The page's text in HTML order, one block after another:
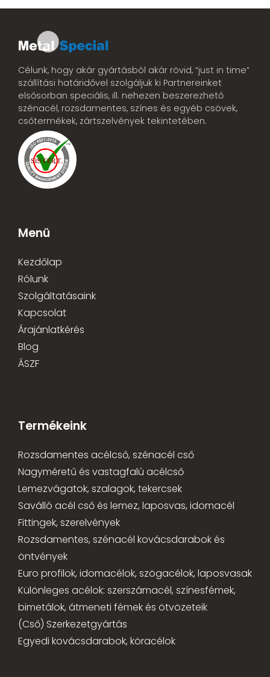
Célunk, hogy akár gyártásból akár rövid, “just in time”
szállítási határidővel szolgáljuk ki Partnereinket
elsősorban speciális, ill. nehezen beszerezhető
szénacél, rozsdamentes, színes és egyéb csövek,
csőtermékek, zártszelvények tekintetében.
Menü
Kezdőlap
Rólunk
Szolgáltatásaink
Kapcsolat
Árajánlatkérés
Blog
ÁSZF
Termékeink
Rozsdamentes acélcső, szénacél cső
Nagyméretű és vastagfalú acélcső
Lemezvágatok, szalagok, tekercsek
Saválló acél cső és lemez, laposvas, idomacél
Fittingek, szerelvények
Rozsdamentes, szénacél kovácsdarabok és
öntvények
Euro profilok, idomacélok, szögacélok, laposvasak
Különleges acélok: szerszámacél, színesfémek,
bimetálok, átmeneti fémek és ötvözeteik
(Cső) Szerkezetgyártás
Egyedi kovácsdarabok, köracélok